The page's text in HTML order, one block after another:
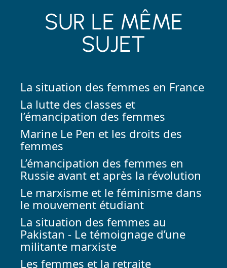
SUR LE MÊME
SUJET
La situation des femmes en France
La lutte des classes et
l’émancipation des femmes
Marine Le Pen et les droits des
femmes
L’émancipation des femmes en
Russie avant et après la révolution
Le marxisme et le féminisme dans
le mouvement étudiant
La situation des femmes au
Pakistan - Le témoignage d’une
militante marxiste
Les femmes et la retraite